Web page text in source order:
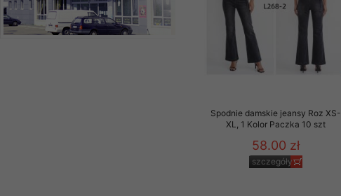
Spodnie damskie jeansy Roz XS-
XL, 1 Kolor Paczka 10 szt
58.00 zł
szczegóły